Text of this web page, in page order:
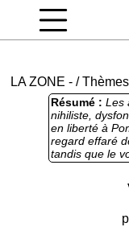
LA ZONE - /Thèmes
Résumé : Les
nihiliste,
en liberté à
regard effaré
tandis que le
Bidochons ont
chaque
trop tendu,
besoins